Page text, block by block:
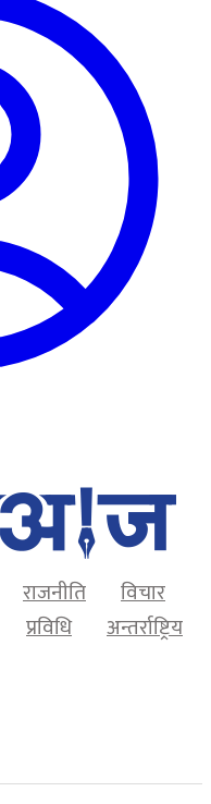
राजनीति
विचार
प्रविधि
अन्तर्राष्ट्रिय